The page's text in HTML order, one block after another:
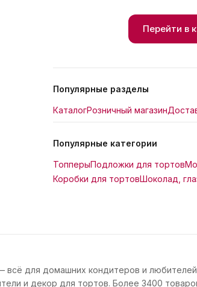
Перейти в
Популярные разделы
КаталогРозничный магазин
Популярные категории
ТопперыПодложки для тортов
Коробки для тортовШоколад,
всё для домашних кондитеров и любителей
и декор для тортов. Более 3400